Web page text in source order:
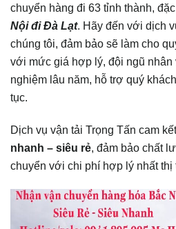
chuyển hàng đi 63 tỉnh thành,
Nội đi Đà Lạt. Hãy đến với dịch
chúng tôi, đảm bảo sẽ làm cho
với mức giá hợp lý, đội ngũ nhân
nghiệm lâu năm, hỗ trợ quý
tục.
Dịch vụ vận tải Trọng Tấn cam
nhanh – siêu rẻ, đảm bảo chất
chuyển với chi phí hợp lý nhất thị